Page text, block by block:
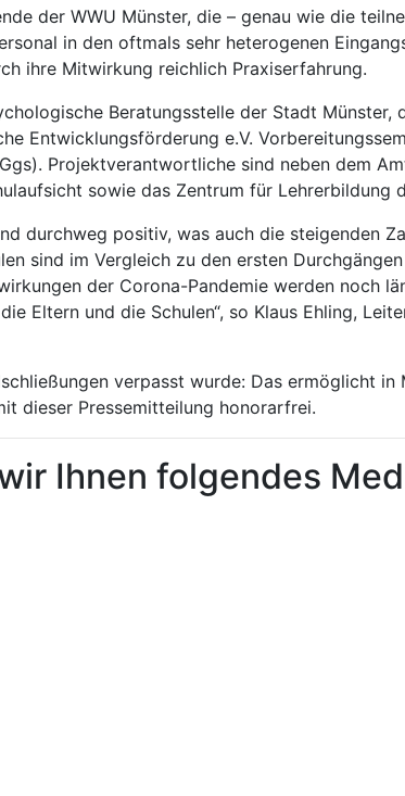
der WWU Münster, die – genau wie die
in den oftmals sehr heterogenen
ihre Mitwirkung reichlich Praxiserfahrung.
Beratungsstelle der Stadt
Entwicklungsförderung e.V.
Projektverantwortliche sind neben dem
sowie das Zentrum für Lehrerbildung
durchweg positiv, was auch die steigenden
sind im Vergleich zu den ersten
der Corona-Pandemie werden noch
Eltern und die Schulen“, so Klaus Ehling,
verpasst wurde: Das ermöglicht
dieser Pressemitteilung honorarfrei.
Ihnen folgendes